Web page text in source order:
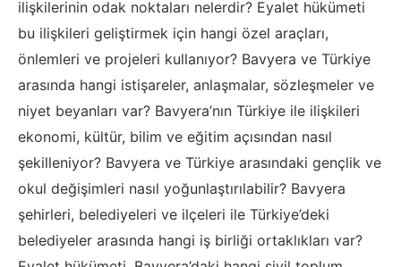
ilişkilerinin odak noktaları nelerdir? Eyalet hükümeti
bu ilişkileri geliştirmek için hangi özel araçları,
önlemleri ve projeleri kullanıyor? Bavyera ve Türkiye
arasında hangi istişareler, anlaşmalar, sözleşmeler ve
niyet beyanları var? Bavyera’nın Türkiye ile ilişkileri
ekonomi, kültür, bilim ve eğitim açısından nasıl
şekilleniyor? Bavyera ve Türkiye arasındaki gençlik ve
okul değişimleri nasıl yoğunlaştırılabilir? Bavyera
şehirleri, belediyeleri ve ilçeleri ile Türkiye’deki
belediyeler arasında hangi iş birliği ortaklıkları var?